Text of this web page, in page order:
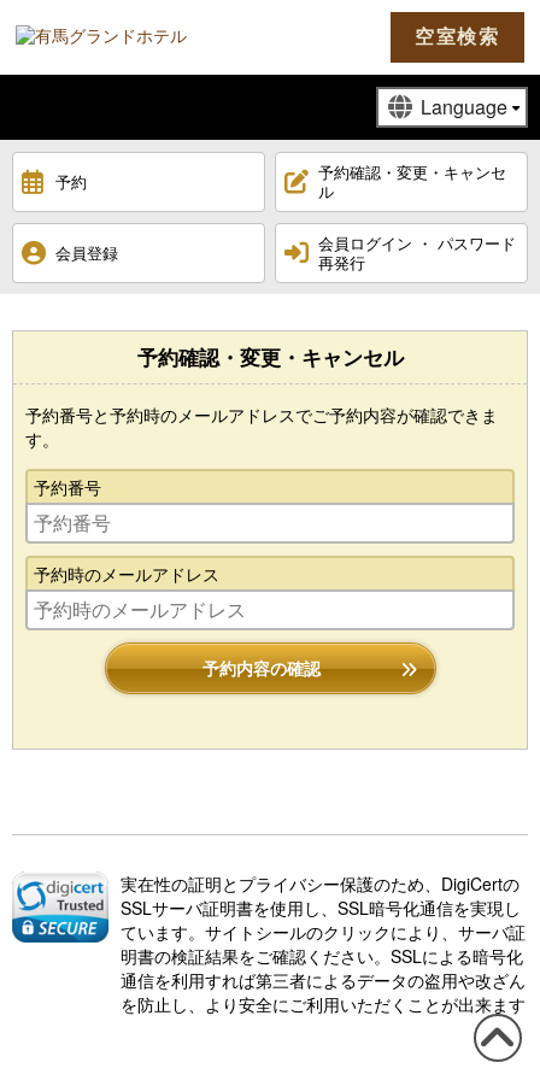
空室検索
予約
予約確認・変更・キャンセ
ル
会員登録
会員ログイン ・ パスワード
再発行
予約確認・変更・キャンセル
予約番号と予約時のメールアドレスでご予約内容が確認できま
す。
予約番号
予約時のメールアドレス
予約内容の確認
実在性の証明とプライバシー保護のため、DigiCertの
SSLサーバ証明書を使用し、SSL暗号化通信を実現し
ています。サイトシールのクリックにより、サーバ証
明書の検証結果をご確認ください。SSLによる暗号化
通信を利用すれば第三者によるデータの盗用や改ざん
を防止し、より安全にご利用いただくことが出来ます